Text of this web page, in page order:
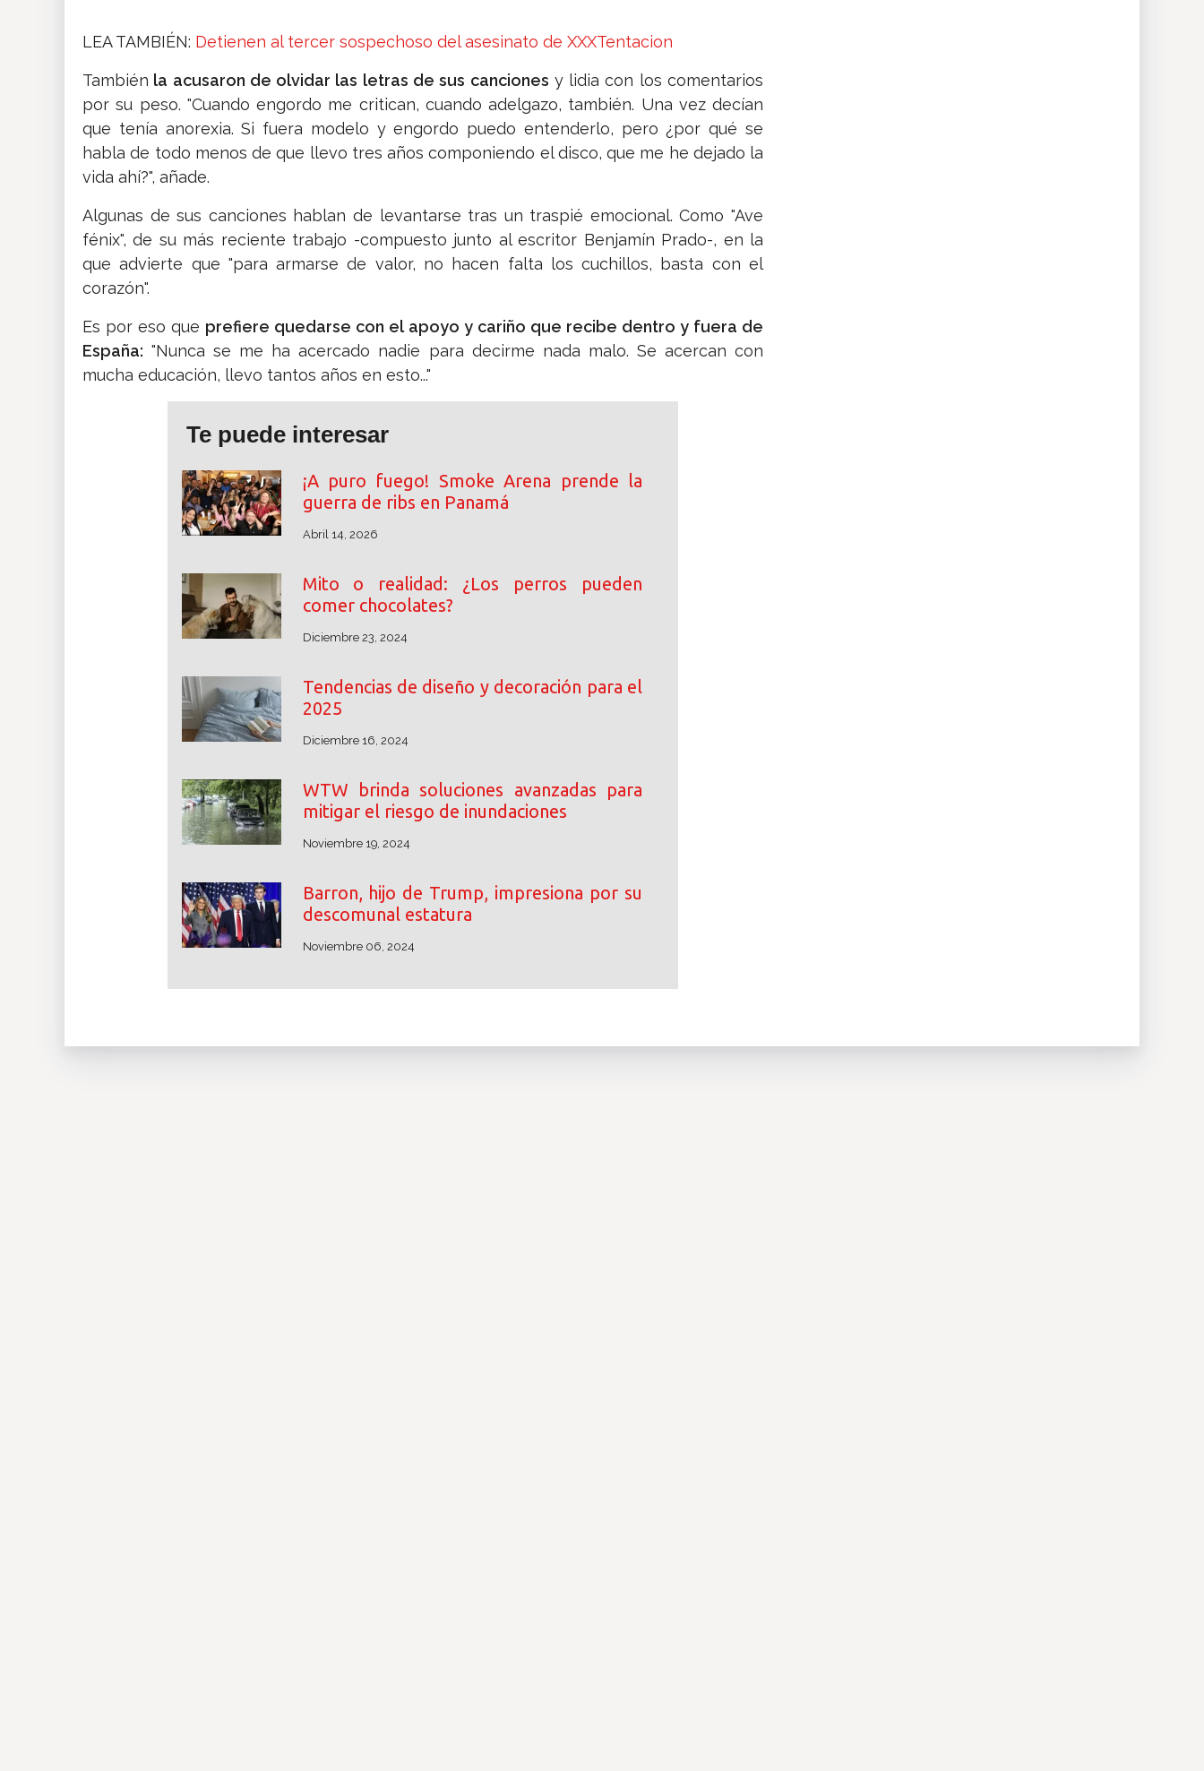
LEA TAMBIÉN: Detienen al tercer sospechoso del asesinato de XXXTentacion
También la acusaron de olvidar las letras de sus canciones y lidia con los comentarios
por su peso. "Cuando engordo me critican, cuando adelgazo, también. Una vez decían
que tenía anorexia. Si fuera modelo y engordo puedo entenderlo, pero ¿por qué se
habla de todo menos de que llevo tres años componiendo el disco, que me he dejado la
vida ahí?", añade.
Algunas de sus canciones hablan de levantarse tras un traspié emocional. Como "Ave
fénix", de su más reciente trabajo -compuesto junto al escritor Benjamín Prado-, en la
que advierte que "para armarse de valor, no hacen falta los cuchillos, basta con el
corazón".
Es por eso que prefiere quedarse con el apoyo y cariño que recibe dentro y fuera de
España: "Nunca se me ha acercado nadie para decirme nada malo. Se acercan con
mucha educación, llevo tantos años en esto..."
Te puede interesar
¡A puro fuego! Smoke Arena prende la
guerra de ribs en Panamá
Abril 14, 2026
Mito o realidad: ¿Los perros pueden
comer chocolates?
Diciembre 23, 2024
Tendencias de diseño y decoración para el
2025
Diciembre 16, 2024
WTW brinda soluciones avanzadas para
mitigar el riesgo de inundaciones
Noviembre 19, 2024
Barron, hijo de Trump, impresiona por su
descomunal estatura
Noviembre 06, 2024